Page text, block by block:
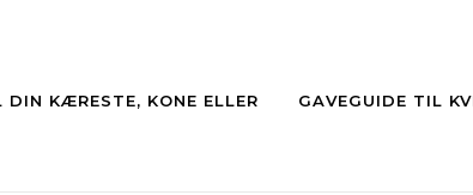
KÆRESTE, KONE ELLER
GAVEGUIDE TIL